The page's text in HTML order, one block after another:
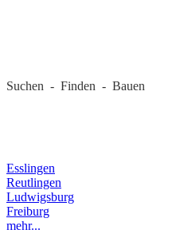
Suchen - Finden - Bauen
Esslingen
Reutlingen
Ludwigsburg
Freiburg
mehr...